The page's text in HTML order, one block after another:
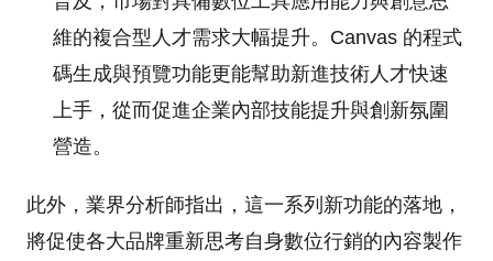
維的複合型人才需求大幅提升。Canvas 的程式
碼生成與預覽功能更能幫助新進技術人才快速
上手，從而促進企業內部技能提升與創新氛圍
營造。
此外，業界分析師指出，這一系列新功能的落地，
將促使各大品牌重新思考自身數位行銷的內容製作